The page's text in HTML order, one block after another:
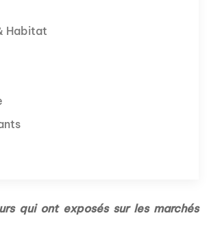
Habitat
qui ont exposés sur les marchés